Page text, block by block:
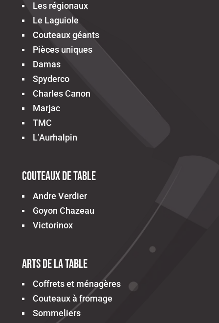
Les régionaux
Le Laguiole
Couteaux géants
Pièces uniques
Damas
Spyderco
Charles Canon
Marjac
TMC
L’Aurhalpin
Couteaux de table
Andre Verdier
Goyon Chazeau
Victorinox
Arts de la table
Coffrets et ménagères
Couteaux à fromage
Sommeliers